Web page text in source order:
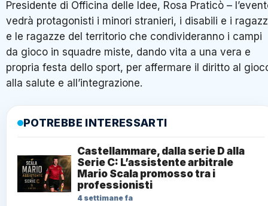
Presidente di Officina delle Idee, Rosa Praticò –
vedrà protagonisti i minori stranieri, i disabili e i
e le ragazze del territorio che condivideranno i campi
da gioco in squadre miste, dando vita a una vera e
propria festa dello sport, per affermare il diritto al
alla salute e all’integrazione.
POTREBBE INTERESSARTI
Castellammare, dalla serie D alla
Serie C: L’assistente arbitrale
Mario Scala promosso tra i
professionisti
4 settimane fa